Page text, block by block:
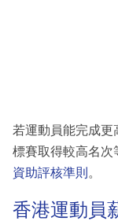
若運動員能完成
標賽取得較高名次
資助評核準則 。
香港運動員